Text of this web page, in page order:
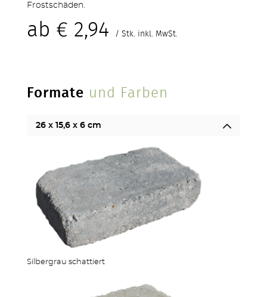
OUTDOOR KÜCHE
MEHR PRODUKTE
Frostschäden.
ab € 2,94 / Stk. inkl. MwSt.
Formate und Farben
26 x 15,6 x 6 cm
Silbergrau schattiert